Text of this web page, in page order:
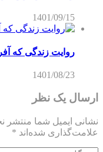
1401/09/15
روایت زندگی که
1401/08/23
ارسال یک نظر
نشانی ایمیل شما منتشر
علامت‌گذاری شده‌اند *